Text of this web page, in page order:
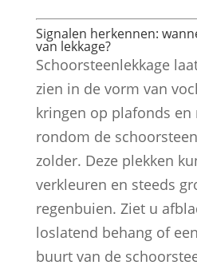
Signalen herkennen:
van lekkage?
Schoorsteenlekkage
zien in de vorm van
kringen op plafonds en
rondom de
zolder. Deze plekken
verkleuren en steeds
regenbuien. Ziet u
loslatend behang of
buurt van de